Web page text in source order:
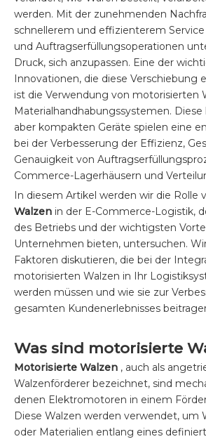
werden. Mit der zunehmenden
schnellerem und effizienterem
und Auftragserfüllungsoperationen
Druck, sich anzupassen. Eine der
Innovationen, die diese Verschiebung
ist die Verwendung von motorisierten
Materialhandhabungssystemen.
aber kompakten Geräte spielen eine
bei der Verbesserung der Effizienz,
Genauigkeit von
Commerce-Lagerhäusern und
In diesem Artikel werden wir die Rolle
Walzen in der E-Commerce-Logistik,
des Betriebs und der wichtigsten
Unternehmen bieten, untersuchen.
Faktoren diskutieren, die bei der
motorisierten Walzen in Ihr
werden müssen und wie sie zur
gesamten Kundenerlebnisses
Was sind motorisierte
Motorisierte Walzen , auch als
Walzenförderer bezeichnet, sind
denen Elektromotoren in einem
Diese Walzen werden verwendet, um
oder Materialien entlang eines